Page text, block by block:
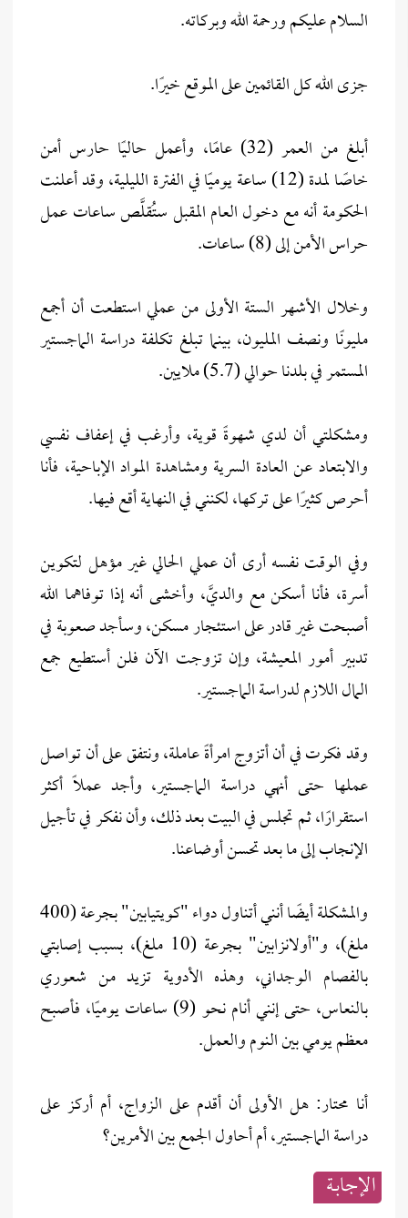
السلام عليكم ورحمة الله وبركاته.
جزى الله كل القائمين على الموقع خيرًا.
أبلغ من العمر (32) عامًا، وأعمل حاليًا حارس أمن
خاصًا لمدة (12) ساعة يوميًا في الفترة الليلية، وقد أعلنت
الحكومة أنه مع دخول العام المقبل ستُقلَّص ساعات عمل
حراس الأمن إلى (8) ساعات.
وخلال الأشهر الستة الأولى من عملي استطعت أن أجمع
مليونًا ونصف المليون، بينما تبلغ تكلفة دراسة الماجستير
المستمر في بلدنا حوالي (5.7) ملايين.
ومشكلتي أن لدي شهوةً قوية، وأرغب في إعفاف نفسي
والابتعاد عن العادة السرية ومشاهدة المواد الإباحية، فأنا
أحرص كثيرًا على تركها، لكنني في النهاية أقع فيها.
وفي الوقت نفسه أرى أن عملي الحالي غير مؤهل لتكوين
أسرة، فأنا أسكن مع والديَّ، وأخشى أنه إذا توفاهما الله
أصبحت غير قادر على استئجار مسكن، وسأجد صعوبة في
تدبير أمور المعيشة، وإن تزوجت الآن فلن أستطيع جمع
المال اللازم لدراسة الماجستير.
وقد فكرت في أن أتزوج امرأةً عاملة، ونتفق على أن تواصل
عملها حتى أنهي دراسة الماجستير، وأجد عملًا أكثر
استقرارًا، ثم تجلس في البيت بعد ذلك، وأن نفكر في تأجيل
الإنجاب إلى ما بعد تحسن أوضاعنا.
والمشكلة أيضًا أنني أتناول دواء "كويتيابين" بجرعة (400
ملغ)، و"أولانزابين" بجرعة (10 ملغ)، بسبب إصابتي
بالفصام الوجداني، وهذه الأدوية تزيد من شعوري
بالنعاس، حتى إنني أنام نحو (9) ساعات يوميًا، فأصبح
معظم يومي بين النوم والعمل.
أنا محتار: هل الأولى أن أقدم على الزواج، أم أركز على
دراسة الماجستير، أم أحاول الجمع بين الأمرين؟
الإجابــة